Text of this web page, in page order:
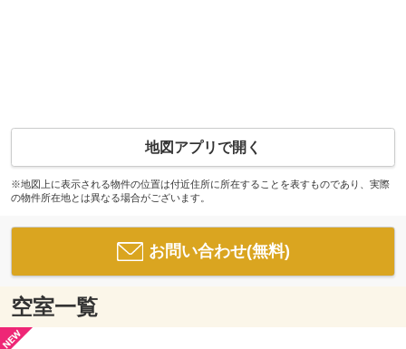
地図アプリで開く
※地図上に表示される物件の位置は付近住所に所在することを表すものであり、実際
の物件所在地とは異なる場合がございます。
お問い合わせ(無料)
空室一覧